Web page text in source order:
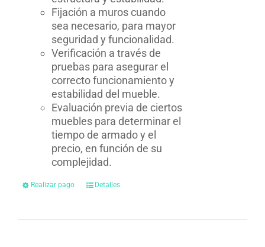
Fijación a muros cuando
sea necesario, para mayor
seguridad y funcionalidad.
Verificación a través de
pruebas para asegurar el
correcto funcionamiento y
estabilidad del mueble.
Evaluación previa de ciertos
muebles para determinar el
tiempo de armado y el
precio, en función de su
complejidad.
Realizar pago Detalles